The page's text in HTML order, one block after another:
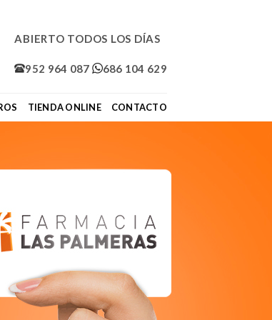
ABIERTO TODOS LOS DÍAS
952 964 087 686 104 629
TIENDA ONLINE CONTACTO